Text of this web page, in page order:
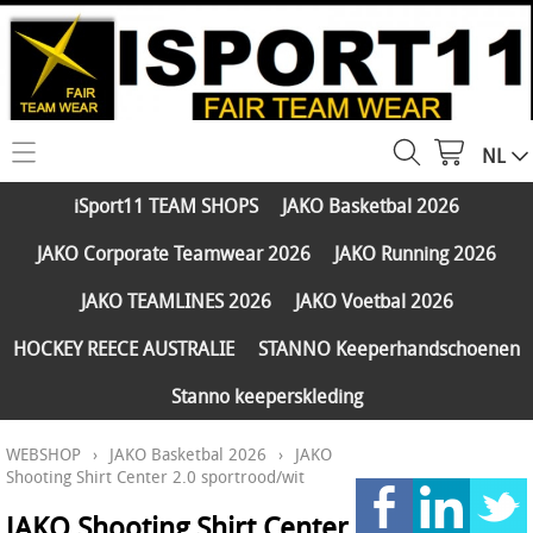
HOME
WEBSHOP
JAKO Running 2026
JAKO TEAMLINES 2026
JAKO Voetbal 2026
PARTNERS
Klantengroepen
CONTACT
MY ISPORT11
NL
iSport11 TEAM SHOPS
JAKO Basketbal 2026
JAKO Corporate Teamwear 2026
JAKO Running 2026
JAKO TEAMLINES 2026
JAKO Voetbal 2026
HOCKEY REECE AUSTRALIE
STANNO Keeperhandschoenen
Stanno keeperskleding
WEBSHOP › JAKO Basketbal 2026 › JAKO
Shooting Shirt Center 2.0 sportrood/wit